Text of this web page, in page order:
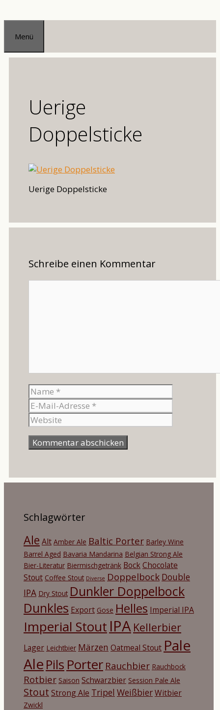
Zum
Inhalt
springen
Menü
Uerige
Doppelsticke
Uerige Doppelsticke
Schreibe einen Kommentar
Name
Mail-
Adresse
Schlagwörter
Ale Alt Amber Ale Baltic Porter Barley Wine
Barrel Aged Bavaria Mandarina Belgian Strong Ale
Bier-Literatur Biermischgetränk BockChocolate
Stout Coffee Stout Diverse Doppelbock Double
IPA Dry Stout Dunkler Doppelbock
Dunkles Export Gose Helles Imperial IPA
Imperial Stout IPA Kellerbier
Lager Leichtbier Märzen Oatmeal Stout Pale
Ale Pils Porter Rauchbier Rauchbock
Rotbier Saison Schwarzbier Session Pale Ale
Stout Strong Ale Tripel WeißbierWitbier
Zwickl